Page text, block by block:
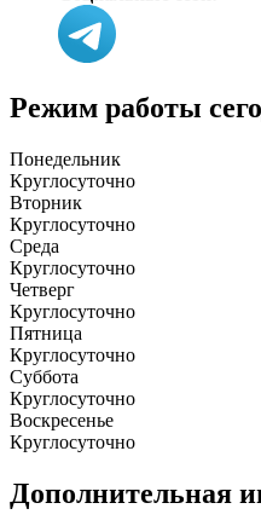
Режим работы
Понедельник
Круглосуточно
Вторник
Круглосуточно
Среда
Круглосуточно
Четверг
Круглосуточно
Пятница
Круглосуточно
Суббота
Круглосуточно
Воскресенье
Круглосуточно
Дополнительная